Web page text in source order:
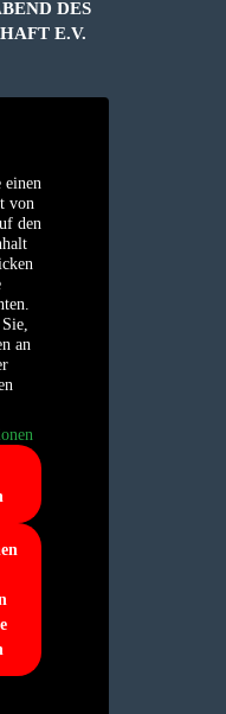
DES D
E.V.
einen
von
den
an